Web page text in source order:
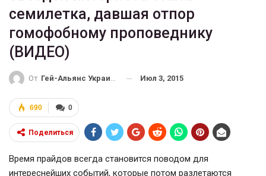
семилетка, давшая отпор
гомофобному проповеднику
(ВИДЕО)
От Гей-Альянс Украина Июл 3, 2015
0
690
Поделиться
Время прайдов всегда становится поводом для
интереснейших событий, которые потом разлетаются